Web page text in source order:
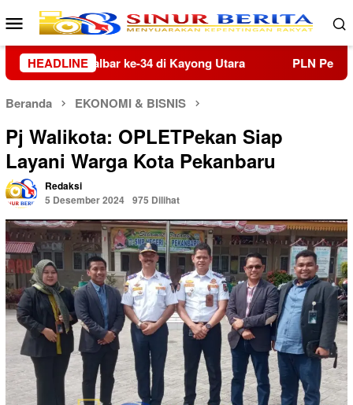
Loncat
ke
konten
Menu
Mobile
HEADLINE
PLN Perkuat Implementasi Budaya Keselamatan Kerja
Beranda EKONOMI & BISNIS
Pj Walikota: OPLETPekan Siap
Layani Warga Kota Pekanbaru
Redaksi
5 Desember 2024 975 Dilihat